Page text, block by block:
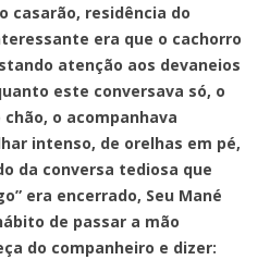
casarão, residência do
era que o cachorro
atenção aos devaneios
este conversava só, o
o acompanhava
intenso, de orelhas em pé,
da conversa tediosa que
era encerrado, Seu Mané
de passar a mão
do companheiro e dizer: